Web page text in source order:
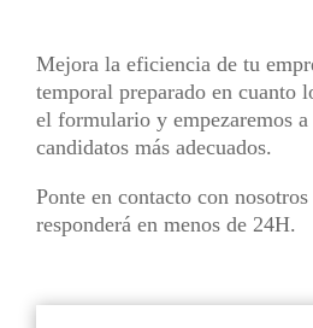
Mejora la eficiencia de tu
temporal preparado en cuanto
el formulario y empezaremos a
candidatos más adecuados.
Ponte en contacto con
responderá en menos de 24H.